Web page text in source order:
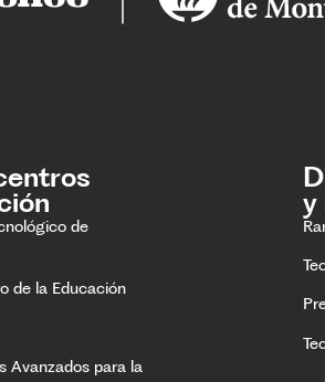
de
de la Educación
Avanzados para la
y